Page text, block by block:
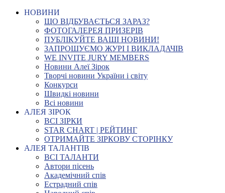
НОВИНИ
ЩО ВІДБУВАЄТЬСЯ ЗАРАЗ?
ФОТОГАЛЕРЕЯ ПРИЗЕРІВ
ПУБЛІКУЙТЕ ВАШІ НОВИНИ!
ЗАПРОШУЄМО ЖУРІ І ВИКЛАДАЧІВ
WE INVITE JURY MEMBERS
Новини Алеї Зірок
Творчі новини України і світу
Конкурси
Швидкі новини
Всі новини
АЛЕЯ ЗІРОК
ВСІ ЗІРКИ
STAR CHART | РЕЙТИНГ
ОТРИМАЙТЕ ЗІРКОВУ СТОРІНКУ
АЛЕЯ ТАЛАНТІВ
ВСІ ТАЛАНТИ
Автори пісень
Академічний спів
Естрадний спів